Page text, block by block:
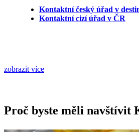
Kontaktní český úřad v
Kontaktní cizí úřad v ČR
zobrazit více
Proč byste měli navštívit